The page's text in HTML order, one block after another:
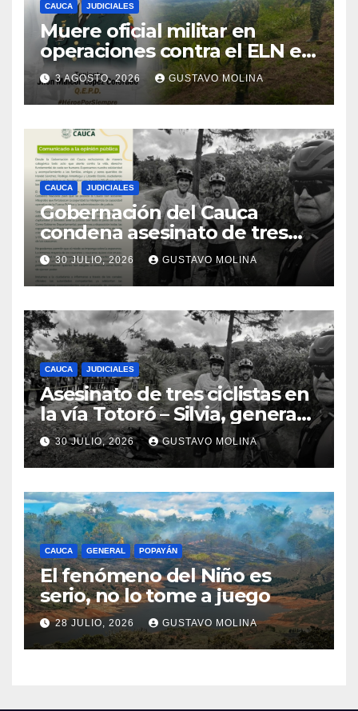
CAUCA JUDICIALES
Muere oficial militar en
operaciones contra el ELN en
el sur del Cauca
3 AGOSTO, 2026 GUSTAVO MOLINA
CAUCA JUDICIALES
Gobernación del Cauca
condena asesinato de tres
ciudadanos y exige medidas
urgentes al Gobierno
Nacional
30 JULIO, 2026 GUSTAVO MOLINA
CAUCA JUDICIALES
Asesinato de tres ciclistas en
la vía Totoró – Silvia, genera
consternación en el Cauca
30 JULIO, 2026 GUSTAVO MOLINA
CAUCA GENERAL POPAYÁN
El fenómeno del Niño es
serio, no lo tome a juego
28 JULIO, 2026 GUSTAVO MOLINA